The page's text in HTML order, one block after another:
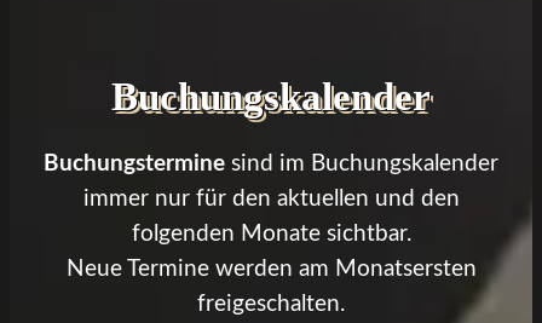
Buchungskalender
Buchungstermine sind im Buchungskalender
immer nur für den aktuellen und den
folgenden Monate sichtbar.
Neue Termine werden am Monatsersten
freigeschalten.